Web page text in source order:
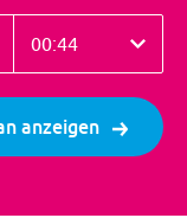
anzeigen